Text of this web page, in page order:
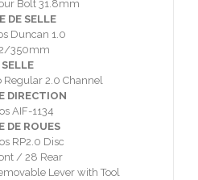
Bolt 31.8mm
DE SELLE
Duncan 1.0
350mm
SELLE
Regular 2.0 Channel
DIRECTION
AIF-1134
DE ROUES
RP2.0 Disc
/ 28 Rear
Lever with Tool